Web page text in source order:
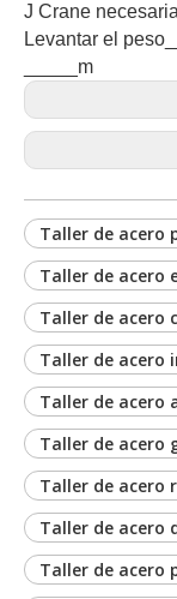
J Crane
Levantar el
_____m
Taller de acero
Taller de acero
Taller de acero
Taller de acero
Taller de acero
Taller de acero
Taller de acero
Taller de acero
Taller de acero